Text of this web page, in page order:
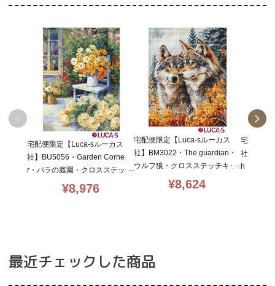
宅配便限定【Luca-sルーカス
社】BU5056・Garden Corne
r・バラの庭園・クロスステッチ
キット・ライン入り16CT・27×
36.5・LUCA-S社糸・全面刺し
¥8,976
宅配便限定【Luca-sルーカス
社】BM3022・The guardian・
ウルフ狼・クロスステッチキッ
ト・16CT・25×32・LUCA-S社
¥8,624
宅配便限
社】
h・春の
最近チェックした商品